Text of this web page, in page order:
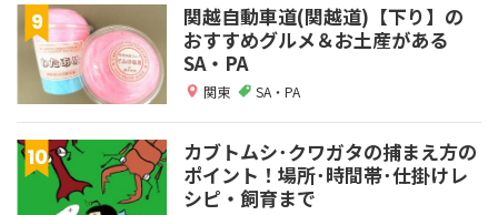
関越自動車道(関越道)【下り】の
おすすめグルメ＆お土産がある
SA・PA
関東 SA・PA
カブトムシ･クワガタの捕まえ方の
ポイント！場所･時間帯･仕掛けレ
シピ・飼育まで